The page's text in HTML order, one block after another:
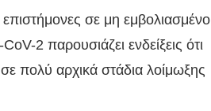
σε μη εμβολιασμένο
2 παρουσιάζει ενδείξεις ότι
πολύ αρχικά στάδια λοίμωξης